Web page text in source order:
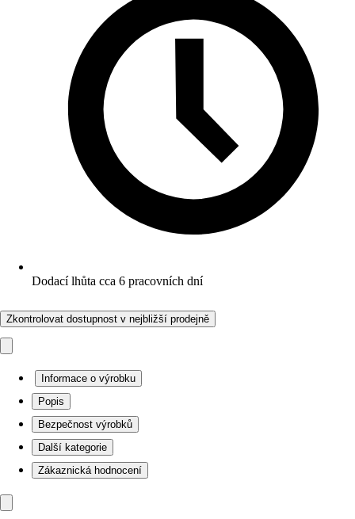
Dodací lhůta cca 6 pracovních dní
Zkontrolovat dostupnost v nejbližší prodejně
Informace o výrobku
Popis
Bezpečnost výrobků
Další kategorie
Zákaznická hodnocení